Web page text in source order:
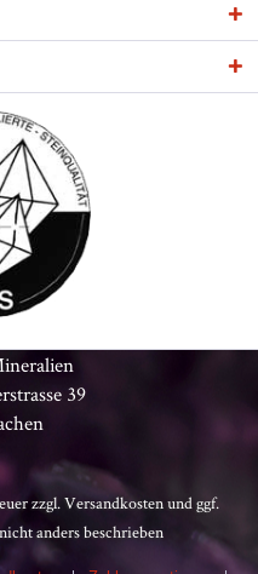
39
zzgl.Versandkostenund ggf.
anders beschrieben